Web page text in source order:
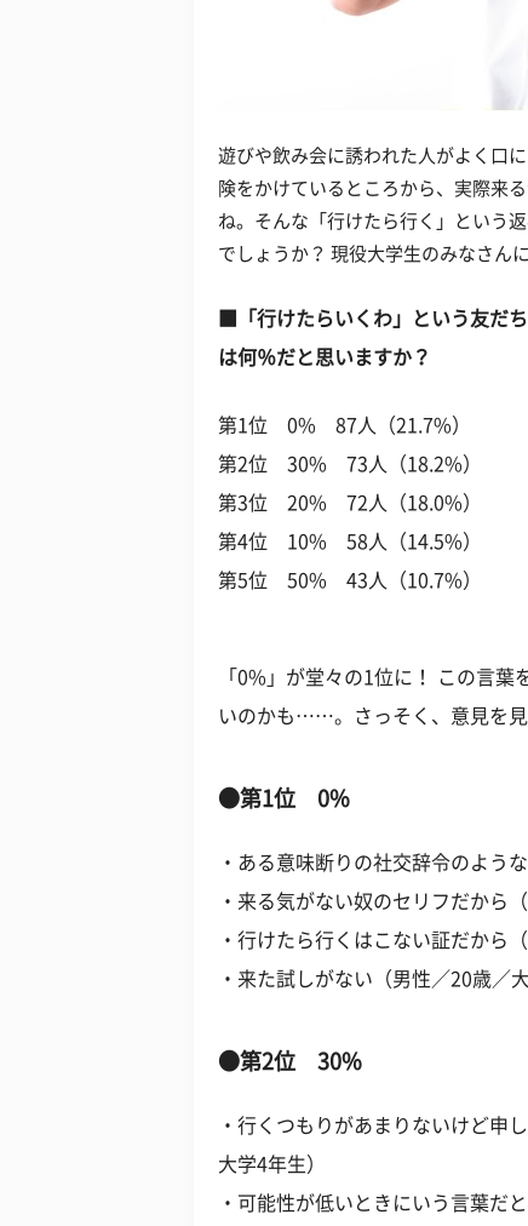
遊びや飲み会に誘われた人がよく口
険をかけているところから、実際来
ね。そんな「行けたら行く」という
でしょうか？ 現役大学生のみなさん
■「行けたらいくわ」という友だ
は何％だと思いますか？
第1位 0% 87人（21.7%）
第2位 30% 73人（18.2%）
第3位 20% 72人（18.0%）
第4位 10% 58人（14.5%）
第5位 50% 43人（10.7%）
「0%」が堂々の1位に！ この言
いのかも……。さっそく、意見を見
●第1位 0%
・ある意味断りの社交辞令のよう
・来る気がない奴のセリフだから
・行けたら行くはこない証だから
・来た試しがない（男性／20歳／
●第2位 30%
・行くつもりがあまりないけど申
大学4年生）
・可能性が低いときにいう言葉だ